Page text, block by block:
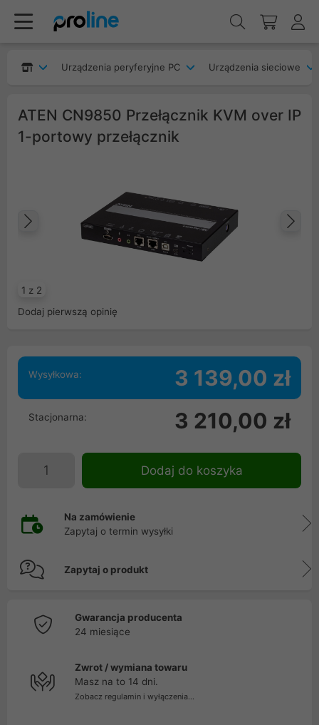
Urządzenia peryferyjne PC Urządzenia sieciowe
ATEN CN9850 Przełącznik KVM over IP
1-portowy przełącznik
1 z 2
Poprzedni
Dodaj pierwszą opinię
Wysyłkowa: 3 139,00 zł
Stacjonarna: 3 210,00 zł
Dodaj do koszyka
Na zamówienie
Zapytaj o termin wysyłki
Zapytaj o produkt
Gwarancja producenta
24 miesiące
Zwrot / wymiana towaru
Masz na to 14 dni.
Zobacz regulamin i wyłączenia...